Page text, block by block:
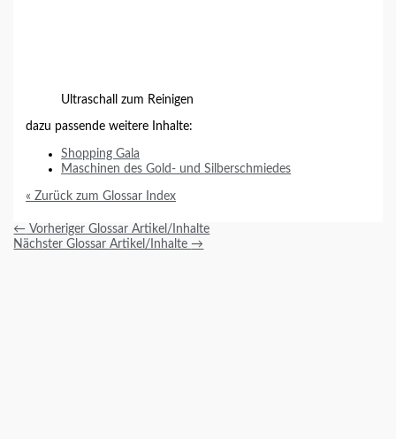
Ultraschall zum Reinigen
dazu passende weitere Inhalte:
Shopping Gala
Maschinen des Gold- und Silberschmiedes
« Zurück zum Glossar Index
← Vorheriger Glossar Artikel/Inhalte
Nächster Glossar Artikel/Inhalte→